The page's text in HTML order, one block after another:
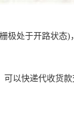
极处于开路状
以快递代收货